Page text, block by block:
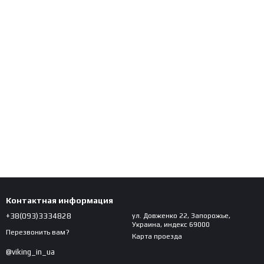
Контактная информация
+38(093)3334828
Перезвонить вам?
@viking_in_ua
ул. Довженко 22, Запорожье,
Украина, индекс 69000
Карта проезда